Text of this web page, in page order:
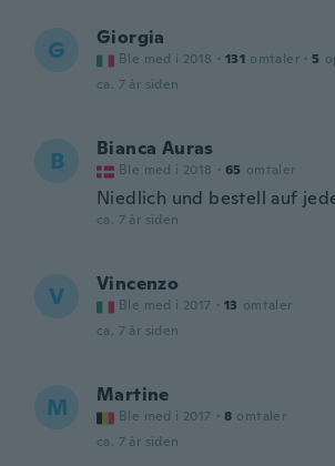
G Giorgia
Ble med i 2018 · 131 omtaler · 5
ca. 7 år siden
B Bianca Auras
Ble med i 2018 · 65 omtaler
Niedlich und bestell auf
ca. 7 år siden
V Vincenzo
Ble med i 2017 · 13 omtaler
ca. 7 år siden
M Martine
Ble med i 2017 · 8 omtaler
ca. 7 år siden